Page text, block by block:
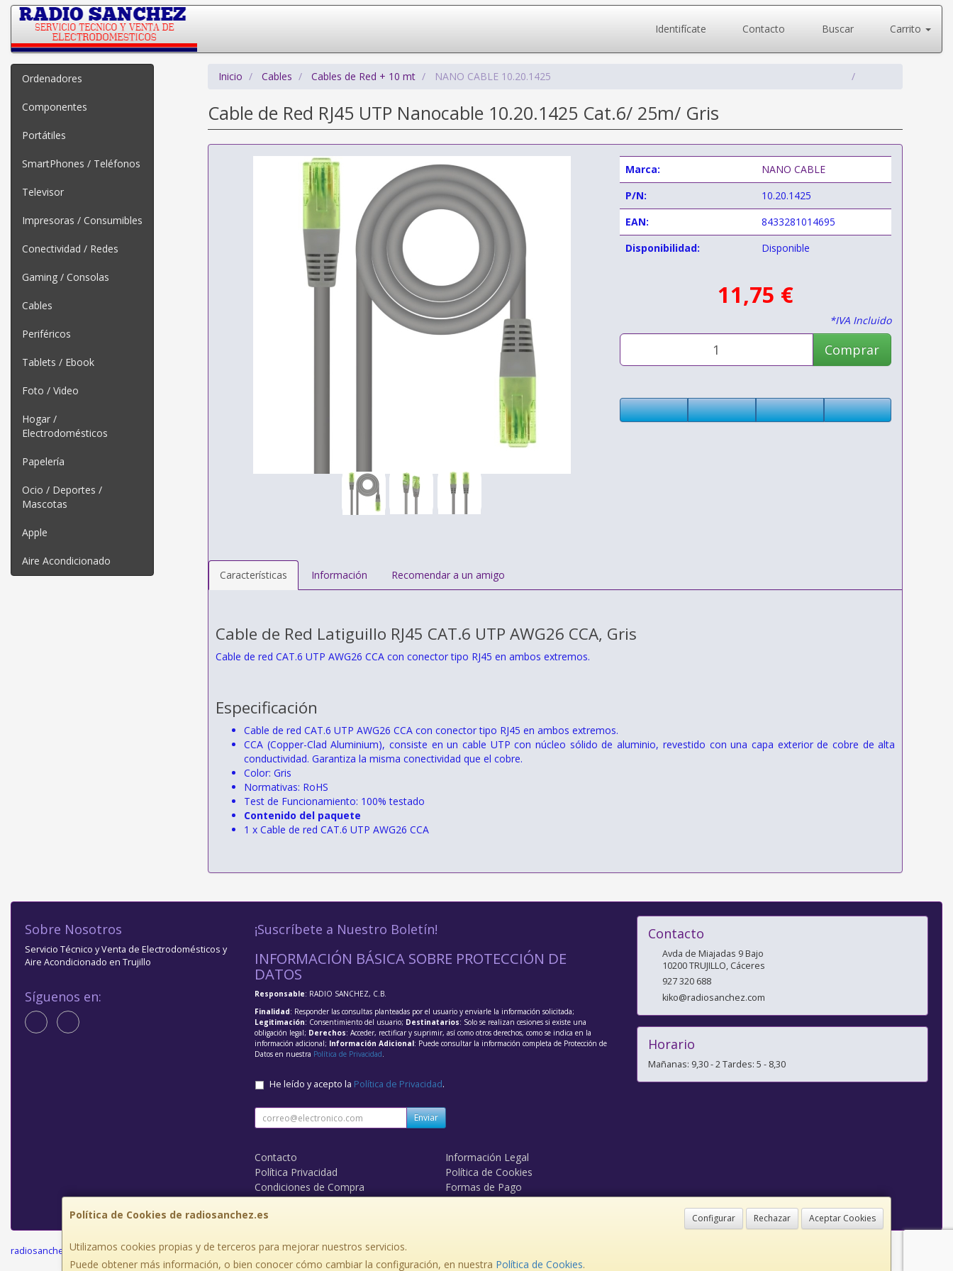
Identifícate Contacto Buscar Carrito
Ordenadores
Componentes
Portátiles
SmartPhones / Teléfonos
Televisor
Impresoras / Consumibles
Conectividad / Redes
Gaming / Consolas
Cables
Periféricos
Tablets / Ebook
Foto / Video
Hogar /
Electrodomésticos
Papelería
Ocio / Deportes /
Mascotas
Apple
Aire Acondicionado
Inicio Cables Cables de Red + 10 mt NANO CABLE 10.20.1425
Cable de Red RJ45 UTP Nanocable 10.20.1425 Cat.6/ 25m/ Gris
Marca:
NANO CABLE
P/N:
10.20.1425
EAN:
8433281014695
Disponibilidad:
Disponible
11,75 €
*IVA Incluido
Comprar
Características Información Recomendar a un amigo
Cable de Red Latiguillo RJ45 CAT.6 UTP AWG26 CCA, Gris
Cable de red CAT.6 UTP AWG26 CCA con conector tipo RJ45 en ambos extremos.
Especificación
Cable de red CAT.6 UTP AWG26 CCA con conector tipo RJ45 en ambos extremos.
CCA (Copper-Clad Aluminium), consiste en un cable UTP con núcleo sólido de aluminio, revestido con una capa exterior de cobre de alta
conductividad. Garantiza la misma conectividad que el cobre.
Color: Gris
Normativas: RoHS
Test de Funcionamiento: 100% testado
Contenido del paquete
1 x Cable de red CAT.6 UTP AWG26 CCA
Política de Cookies de radiosanchez.es Configurar Rechazar Aceptar Cookies
Utilizamos cookies propias y de terceros para mejorar nuestros servicios.
Puede obtener más información, o bien conocer cómo cambiar la configuración, en nuestra Política de Cookies.
Sobre Nosotros
Servicio Técnico y Venta de Electrodomésticos y
Aire Acondicionado en Trujillo
Síguenos en:
¡Suscríbete a Nuestro Boletín!
INFORMACIÓN BÁSICA SOBRE PROTECCIÓN DE
DATOS
Responsable: RADIO SANCHEZ, C.B.
Finalidad: Responder las consultas planteadas por el usuario y enviarle la información solicitada;
Legitimación: Consentimiento del usuario; Destinatarios: Solo se realizan cesiones si existe una
obligación legal; Derechos: Acceder, rectificar y suprimir, así como otros derechos, como se indica en la
información adicional; Información Adicional: Puede consultar la información completa de Protección de
Datos en nuestra Política de Privacidad.
He leído y acepto la Política de Privacidad.
Enviar
Contacto
Información Legal
Política Privacidad
Política de Cookies
Condiciones de Compra
Formas de Pago
Contacto
Avda de Miajadas 9 Bajo
10200TRUJILLO, Cáceres
927 320 688
kiko@radiosanchez.com
Horario
Mañanas: 9,30 - 2 Tardes: 5 - 8,30
radiosanchez.es © 2026
, , , , España. - C.I.F.: E10141638 - Tfno: